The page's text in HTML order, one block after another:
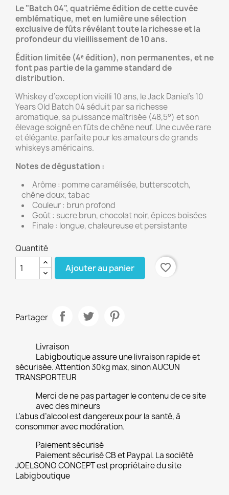
Le "Batch 04", quatrième édition de cette cuvée
emblématique, met en lumière une sélection
exclusive de fûts révélant toute la richesse et la
profondeur du vieillissement de 10 ans.
Édition limitée (4ᵉ édition), non permanentes, et ne
font pas partie de la gamme standard de
distribution.
Whiskey d’exception vieilli 10 ans, le Jack Daniel’s 10
Years Old Batch 04 séduit par sa richesse
aromatique, sa puissance maîtrisée (48,5°) et son
élevage soigné en fûts de chêne neuf. Une cuvée rare
et élégante, parfaite pour les amateurs de grands
whiskeys américains.
Notes de dégustation :
Arôme : pomme caramélisée, butterscotch,
chêne doux, tabac
Couleur : brun profond
Goût : sucre brun, chocolat noir, épices boisées
Finale : longue, chaleureuse et persistante
Quantité
Ajouter au panier favorite_border
Partager
Livraison
Labigboutique assure une livraison rapide et
sécurisée. Attention 30kg max, sinon AUCUN
TRANSPORTEUR
Merci de ne pas partager le contenu de ce site
avec des mineurs
L’abus d’alcool est dangereux pour la santé, à
consommer avec modération.
Paiement sécurisé
Paiement sécurisé CB et Paypal. La société
JOELSONO CONCEPT est propriétaire du site
Labigboutique